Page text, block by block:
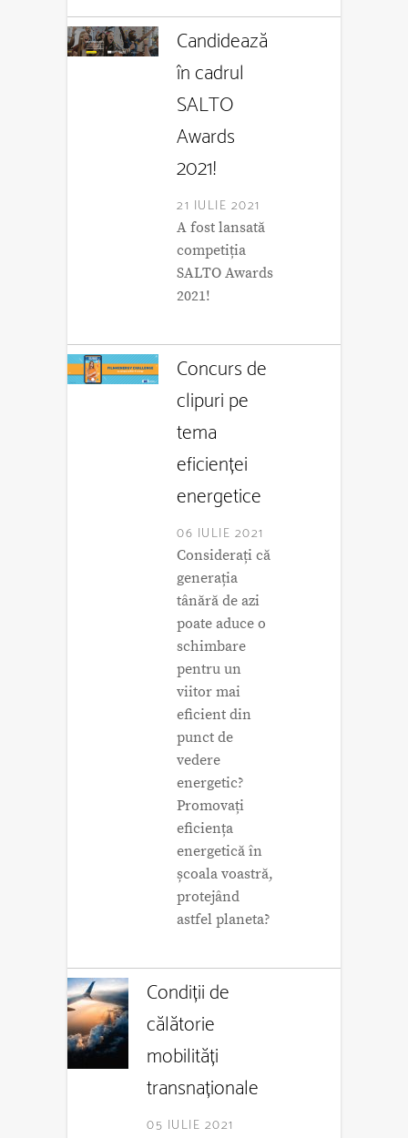
Candidează
în cadrul
SALTO
Awards
2021!
21 IULIE 2021
A fost lansată
competiția
SALTO Awards
2021!
Concurs de
clipuri pe
tema
eficienței
energetice
06 IULIE 2021
Considerați că
generația
tânără de azi
poate aduce o
schimbare
pentru un
viitor mai
eficient din
punct de
vedere
energetic?
Promovați
eficiența
energetică în
școala voastră,
protejând
astfel planeta?
Condiții de
călătorie
mobilități
transnaționale
05 IULIE 2021